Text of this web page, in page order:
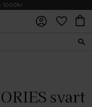
1000kr
svart